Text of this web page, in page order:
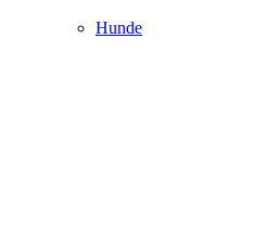
Hunde